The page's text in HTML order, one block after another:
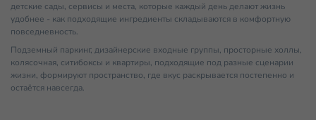
детские сады, сервисы и места, которые каждый день делают жизнь
удобнее - как подходящие ингредиенты складываются в комфортную
повседневность.
Подземный паркинг, дизайнерские входные группы, просторные холлы,
колясочная, ситибоксы и квартиры, подходящие под разные сценарии
жизни, формируют пространство, где вкус раскрывается постепенно и
остаётся навсегда.